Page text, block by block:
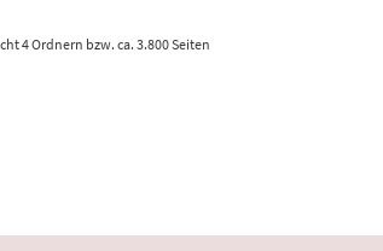
4 Ordnern bzw. ca. 3.800 Seiten